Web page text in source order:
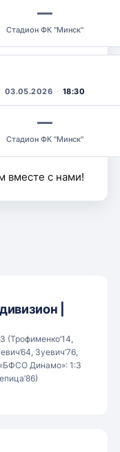
—
Стадион ФК "Минск"
03.05.2026 18:30
—
Стадион ФК "Минск"
вместе с нами!
|
Зуевич’76,
«БФСО Динамо»: 1:3